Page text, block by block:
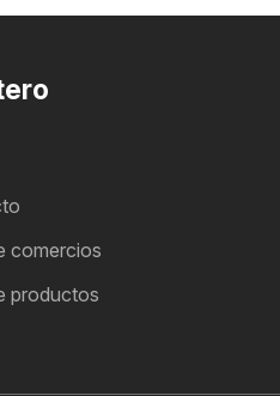
comercios
productos